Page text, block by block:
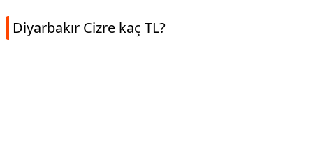
Diyarbakır Cizre kaç TL?